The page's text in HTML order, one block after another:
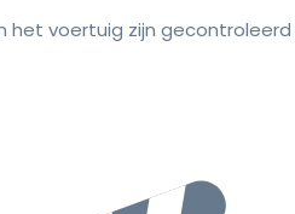
het voertuig zijn gecontroleerd